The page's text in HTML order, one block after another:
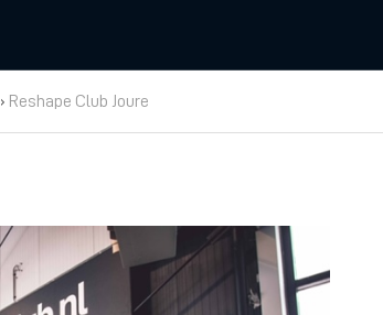
› Reshape Club Joure